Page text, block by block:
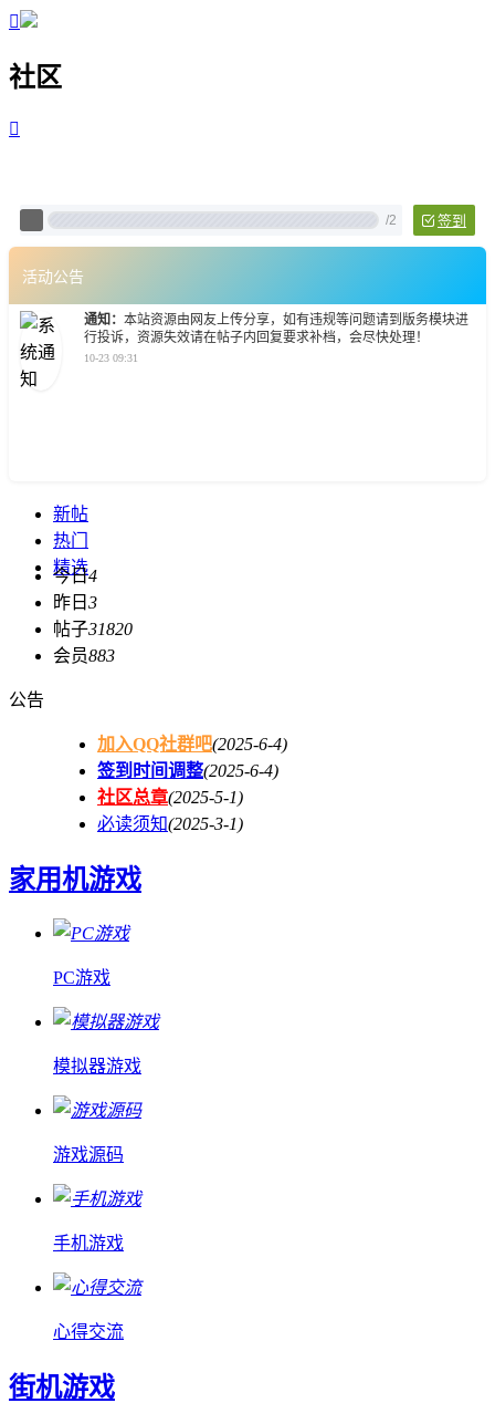

社区

Pixtech 社区 - 云计算、Linux
/2 签到
活动公告
通知： 本站资源由网友上传分享，如有违规等问题请到版务模块进
行投诉，资源失效请在帖子内回复要求补档，会尽快处理！
10-23 09:31
新帖
热门
精选
今日4
昨日 3
帖子31820
会员883
公告
加入QQ社群吧(2025-6-4)
签到时间调整(2025-6-4)
社区总章(2025-5-1)
必读须知(2025-3-1)
家用机游戏
PC游戏
模拟器游戏
游戏源码
手机游戏
心得交流
街机游戏